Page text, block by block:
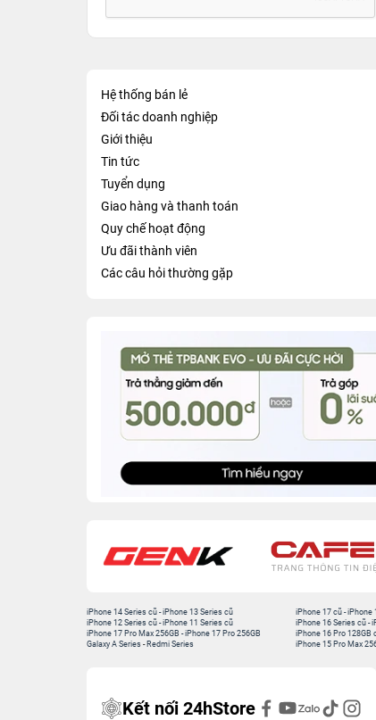
Hệ thống bán lẻ
Đối tác doanh nghiệp
Giới thiệu
Tin tức
Tuyển dụng
Giao hàng và thanh toán
Quy chế hoạt động
Ưu đãi thành viên
Các câu hỏi thường gặp
iPhone 14 Series cũ -iPhone 13 Series cũ
iPhone 12 Series cũ -iPhone 11 Series cũ
iPhone 17 Pro Max 256GB -iPhone 17 Pro 256GB
Galaxy A Series - Redmi Series
iPhone 17 cũ -iPhone
iPhone 16 Series cũ -
iPhone 16 Pro 128GB
iPhone 15 Pro Max
Kết nối 24hStore